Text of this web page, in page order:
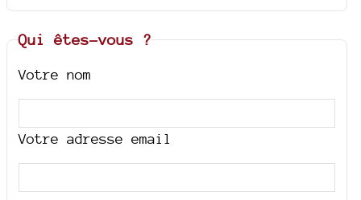
Qui êtes-vous ?
Votre nom
Votre adresse email